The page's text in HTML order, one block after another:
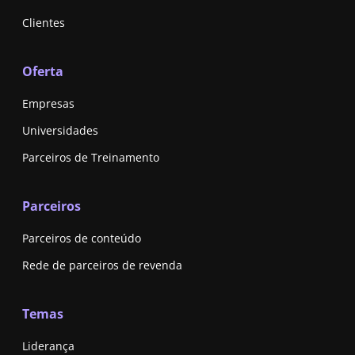
Clientes
Oferta
Empresas
Universidades
Parceiros de Treinamento
Parceiros
Parceiros de conteúdo
Rede de parceiros de revenda
Temas
Liderança